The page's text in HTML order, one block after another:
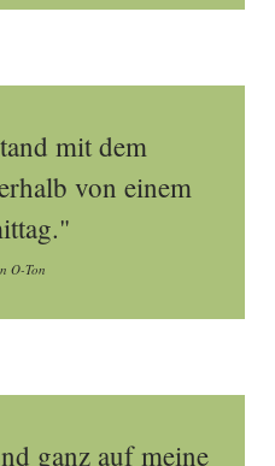
mit dem
von einem
O-Ton
ganz auf meine